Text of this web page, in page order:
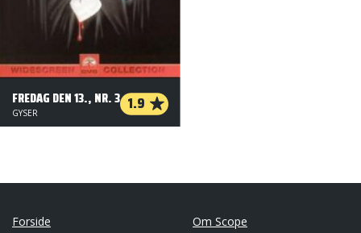
FREDAG DEN 13., NR. 3 1.9
GYSER
Forside Om Scope